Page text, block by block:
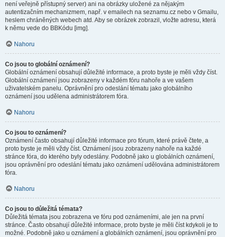
není veřejně přístupný server) ani na obrázky uložené za nějakým
autentizačním mechanizmem, např. v emailech na seznamu.cz nebo v Gmailu,
heslem chráněných webech atd. Aby se obrázek zobrazil, vložte adresu, která
k němu vede do BBKódu [img].
Nahoru
Co jsou to globální oznámení?
Globální oznámení obsahují důležité informace, a proto byste je měli vždy číst.
Globální oznámení jsou zobrazeny v každém fóru nahoře a ve vašem
uživatelském panelu. Oprávnění pro odeslání tématu jako globálního
oznámení jsou udělena administrátorem fóra.
Nahoru
Co jsou to oznámení?
Oznámení často obsahují důležité informace pro fórum, které právě čtete, a
proto byste je měli vždy číst. Oznámení jsou zobrazeny nahoře na každé
stránce fóra, do kterého byly odeslány. Podobně jako u globálních oznámení,
jsou oprávnění pro odeslání tématu jako oznámení udělována administrátorem
fóra.
Nahoru
Co jsou to důležitá témata?
Důležitá témata jsou zobrazena ve fóru pod oznámeními, ale jen na první
stránce. Často obsahují důležité informace, proto byste je měli číst kdykoli je to
možné. Podobně jako u oznámení a globálních oznámení, jsou oprávnění pro